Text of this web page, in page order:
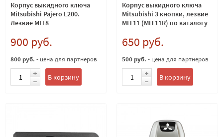
Корпус выкидного ключа
Mitsubishi Pajero L200.
Лезвие MIT8
900 руб.
800 руб. - цена для партнеров
В корзину
Корпус выкидного ключа
Mitsubishi 3 кнопки, лезвие
MIT11 (MIT11R) по каталогу
650 руб.
500 руб. - цена для партнеров
В корзину